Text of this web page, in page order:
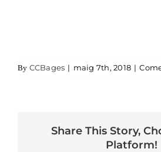
By CCBages | maig 7th, 2018 |
Share This Story,
Platform!